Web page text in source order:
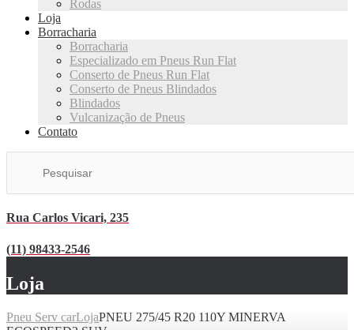
Rodas
Loja
Borracharia
Borracharia
Especializado em Pneus Run Flat
Conserto de Pneus Run Flat
Conserto de Pneus Blindados
Blindados
Vulcanização de Pneus
Contato
Rua Carlos Vicari, 235
(11) 98433-2546
Loja
Pneu Serv carLojaPNEU 275/45 R20 110Y MINERVA